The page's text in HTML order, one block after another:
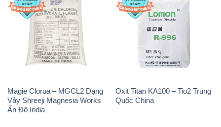
Magie Clorua – MGCL2 Dạng
Vảy Shreeji Magnesia Works
Ấn Độ India
Oxit Titan KA100 – Tio2 Trung